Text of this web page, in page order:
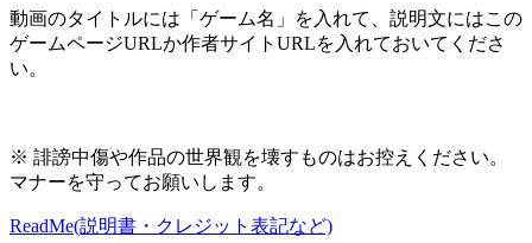
動画のタイトルには「ゲーム名」を入れて、説明文にはこの
ゲームページURLか作者サイトURLを入れておいてくださ
い。
※ 誹謗中傷や作品の世界観を壊すものはお控えください。
マナーを守ってお願いします。
ReadMe(説明書・クレジット表記など)